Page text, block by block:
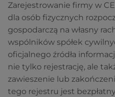
Zarejestrowanie firmy w
dla osób fizycznych
gospodarczą na własny
wspólników spółek
oficjalnego źródła
nie tylko rejestrację, ale
zawieszenie lub
tego rejestru jest